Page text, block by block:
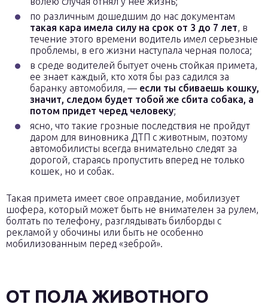
по различным дошедшим до нас документам
такая кара имела силу на срок от 3 до 7 лет, в
течение этого времени водитель имел серьезные
проблемы, в его жизни наступала черная полоса;
в среде водителей бытует очень стойкая примета,
ее знает каждый, кто хотя бы раз садился за
баранку автомобиля, — если ты сбиваешь кошку,
значит, следом будет тобой же сбита собака, а
потом придет черед человеку;
ясно, что такие грозные последствия не пройдут
даром для виновника ДТП с животным, поэтому
автомобилисты всегда внимательно следят за
дорогой, стараясь пропустить вперед не только
кошек, но и собак.
Такая примета имеет свое оправдание, мобилизует
шофера, который может быть не внимателен за рулем,
болтать по телефону, разглядывать билборды с
рекламой у обочины или быть не особенно
мобилизованным перед «зеброй».
ОТ ПОЛА ЖИВОТНОГО